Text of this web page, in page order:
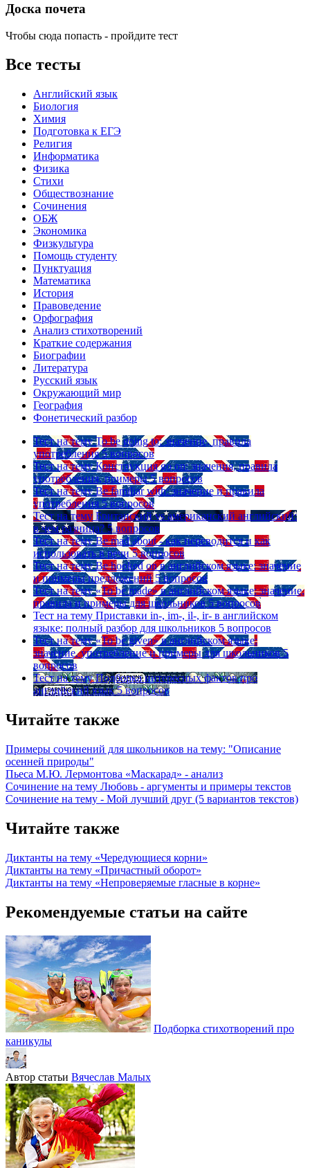
Доска почета
Чтобы сюда попасть - пройдите тест
Все тесты
Английский язык
Биология
Химия
Подготовка к ЕГЭ
Религия
Информатика
Физика
Стихи
Обществознание
Сочинения
ОБЖ
Экономика
Физкультура
Помощь студенту
Пунктуация
Математика
История
Правоведение
Орфография
Анализ стихотворений
Краткие содержания
Биографии
Литература
Русский язык
Окружающий мир
География
Фонетический разбор
Тест на тему To be going to: значение, правила
употребления 5 вопросов
Тест на тему Конструкция go on: значения, правила
употребления, примеры 5 вопросов
Тест на тему Be familiar with: значение и правила
употребления 5 вопросов
Тест на тему Британский vs американский английский:
в чем разница? 5 вопросов
Тест на тему Be mad about - как переводится и как
использовать в речи 5 вопросов
Тест на тему Be hooked on в английском языке: значение
и примеры предложений 5 вопросов
Тест на тему «To be made» в английском языке: значение,
правила и примеры для школьников 5 вопросов
Тест на тему Приставки in-, im-, il-, ir- в английском
языке: полный разбор для школьников 5 вопросов
Тест на тему «To be given» в английском языке:
значение, употребление и примеры для школьников 5
вопросов
Тест на тему Подборка интересных фактов про
английский язык 5 вопросов
Читайте также
Примеры сочинений для школьников на тему: "Описание
осенней природы"
Пьеса М.Ю. Лермонтова «Маскарад» - анализ
Сочинение на тему Любовь - аргументы и примеры текстов
Сочинение на тему - Мой лучший друг (5 вариантов текстов)
Читайте также
Диктанты на тему «Чередующиеся корни»
Диктанты на тему «Причастный оборот»
Диктанты на тему «Непроверяемые гласные в корне»
Рекомендуемые статьи на сайте
Подборка стихотворений про
каникулы
Автор статьи Вячеслав Малых